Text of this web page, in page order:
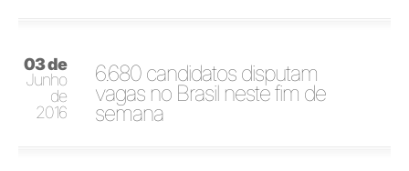
03 de
Junho
de
2016
6.680 candidatos disputam
vagas no Brasil neste fim de
semana